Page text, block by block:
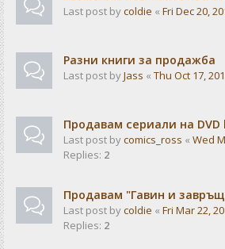
Last post bycoldie « Fri Dec 20,
Разни книги за продажба
Last post byJass « Thu Oct 17,
Продавам сериали на DVD
Last post bycomics_ross « Wed
Replies: 2
Продавам "Гавин и
Last post bycoldie « Fri Mar 22,
Replies: 2